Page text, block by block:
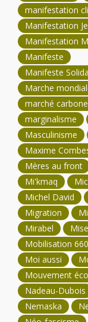
manifestation
Manifestation
Manifestation
Manifeste
Manifeste
Marche
marché carbone
marginalisme
Masculinisme
Maxime
Mères au front
Mi'kmaq
Michel David
Migration
Mirabel
Mobilisation
Moi aussi
Mouvement
Nadeau-Dubois
Nemaska